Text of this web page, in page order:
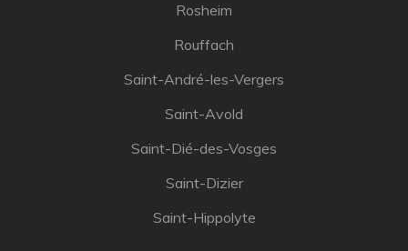
Rosheim
Rouffach
Saint-André-les-Vergers
Saint-Avold
Saint-Dié-des-Vosges
Saint-Dizier
Saint-Hippolyte